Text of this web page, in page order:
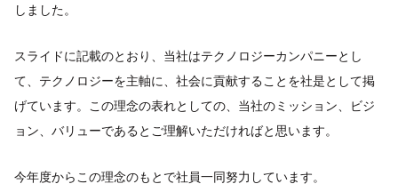
しました。
スライドに記載のとおり、当社はテクノロジーカンパニーとし
て、テクノロジーを主軸に、社会に貢献することを社是として掲
げています。この理念の表れとしての、当社のミッション、ビジ
ョン、バリューであるとご理解いただければと思います。
今年度からこの理念のもとで社員一同努力しています。